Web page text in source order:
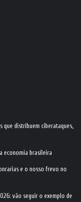
que distribuem ciberataques,
economia brasileira
e o nosso frevo no
vão seguir o exemplo de